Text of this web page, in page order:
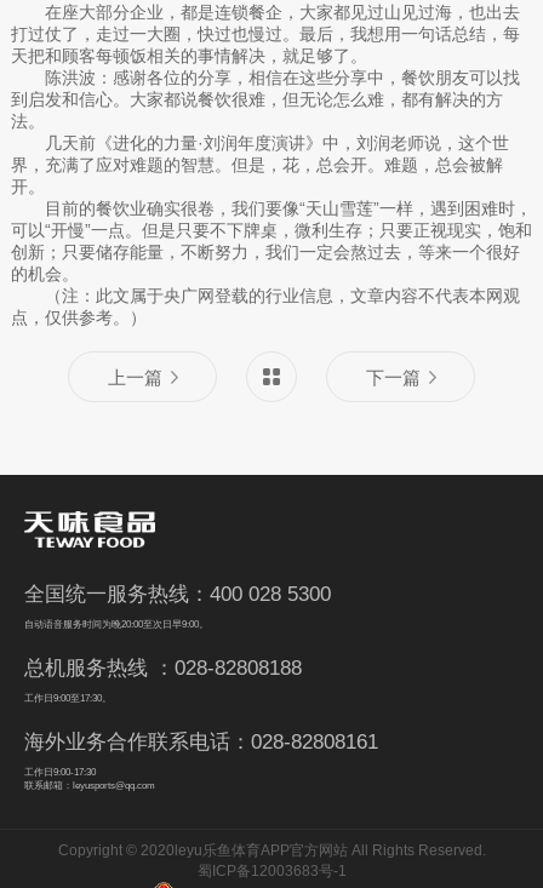
在座大部分企业，都是连锁餐企，大家都见过山见过海，也出去
打过仗了，走过一大圈，快过也慢过。最后，我想用一句话总结，每
天把和顾客每顿饭相关的事情解决，就足够了。
陈洪波：感谢各位的分享，相信在这些分享中，餐饮朋友可以找
到启发和信心。大家都说餐饮很难，但无论怎么难，都有解决的方
法。
几天前《进化的力量·刘润年度演讲》中，刘润老师说，这个世
界，充满了应对难题的智慧。但是，花，总会开。难题，总会被解
开。
目前的餐饮业确实很卷，我们要像“天山雪莲”一样，遇到困难时，
可以“开慢”一点。但是只要不下牌桌，微利生存；只要正视现实，饱和
创新；只要储存能量，不断努力，我们一定会熬过去，等来一个很好
的机会。
（注：此文属于央广网登载的行业信息，文章内容不代表本网观
点，仅供参考。）
上一篇 下一篇
全国统一服务热线：400 028 5300
自动语音服务时间为晚20:00至次日早9:00。
总机服务热线 ：028-82808188
工作日9:00至17:30。
海外业务合作联系电话：028-82808161
工作日9:00-17:30
联系邮箱：leyusports@qq.com
Copyright © 2020leyu乐鱼体育APP官方网站 All Rights Reserved.
蜀ICP备12003683号-1